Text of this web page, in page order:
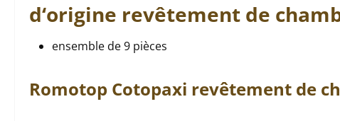
d‘origine revêtement de
ensemble de 9 pièces
Romotop Cotopaxi revêtement de